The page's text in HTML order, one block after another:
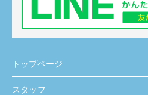
トップページ
スタッフ